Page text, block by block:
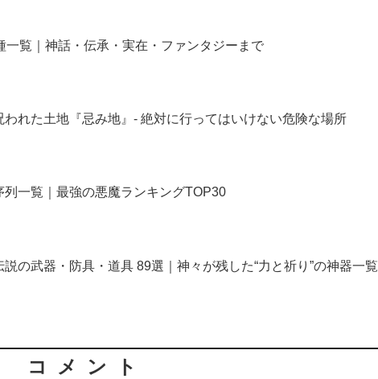
一覧｜神話・伝承・実在・ファンタジーまで
われた土地『忌み地』- 絶対に行ってはいけない危険な場所
列一覧｜最強の悪魔ランキングTOP30
の武器・防具・道具 89選｜神々が残した“力と祈り”の神器一覧
コメント